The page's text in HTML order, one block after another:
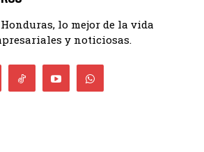
lo mejor de la vida
y noticiosas.